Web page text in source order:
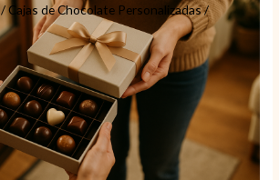
/Cajas de Chocolate Personalizadas/